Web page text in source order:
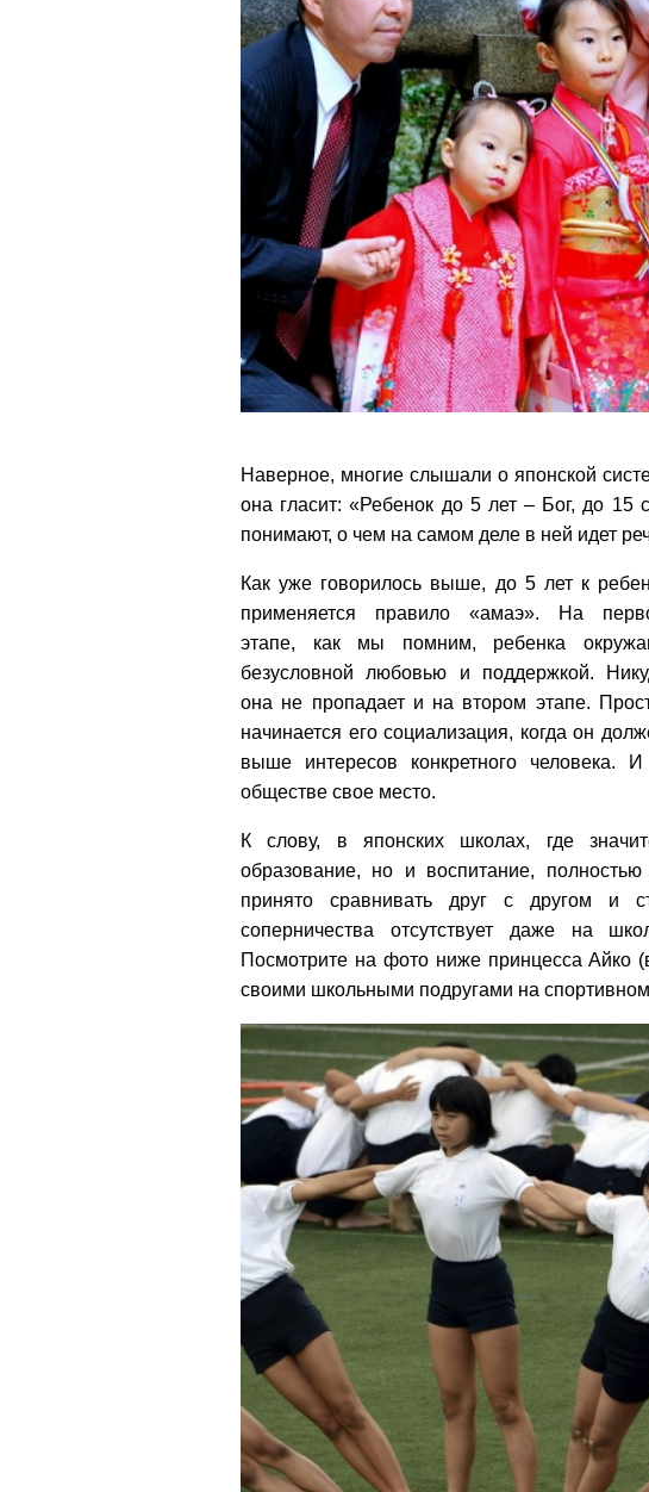
Наверное, многие слышали о японской
она гласит: «Ребенок до 5 лет – Бог, до
понимают, о чем на самом деле в ней идет
Как уже говорилось выше, до 5 лет к
применяется правило «амаэ». На
этапе, как мы помним, ребенка
безусловной любовью и поддержкой.
она не пропадает и на втором этапе.
начинается его социализация, когда он
выше интересов конкретного человека.
обществе свое место.
К слову, в японских школах, где
образование, но и воспитание, полностью
принято сравнивать друг с другом и
соперничества отсутствует даже на
Посмотрите на фото ниже принцесса Айко
своими школьными подругами на